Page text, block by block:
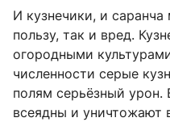
И кузнечики, и саранча
пользу, так и вред.
огородными
численности серые
полям серьёзный
всеядны и уничтожают